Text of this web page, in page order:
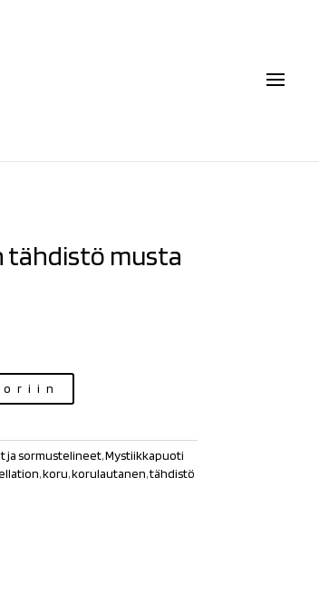
tähdistö musta
ja sormustelineet,Mystiikkapuoti
,koru,korulautanen,tähdistö